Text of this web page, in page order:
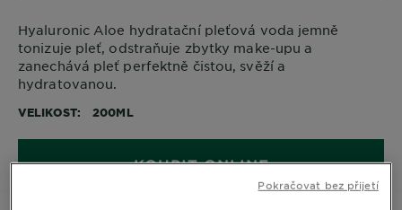
Hyaluronic Aloe hydratační pleťová voda jemně
tonizuje pleť, odstraňuje zbytky make-upu a
zanechává pleť perfektně čistou, svěží a
hydratovanou.
VELIKOST 200ML
KOUPIT ONLINE
Pokračovat bez přijetí